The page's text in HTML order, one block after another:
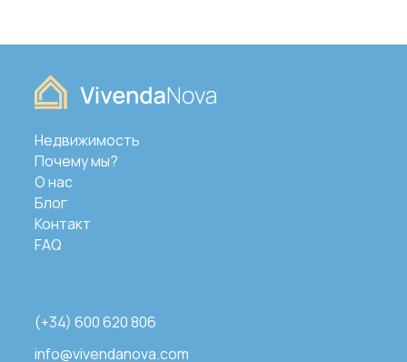
Недвижимость
Почему мы?
О нас
Блог
Контакт
FAQ
(+34) 600 620 806
info@vivendanova.com